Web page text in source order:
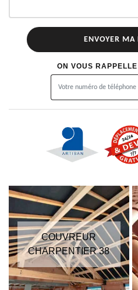
ON VOUS
COUVREUR
CHARPENTIER 38